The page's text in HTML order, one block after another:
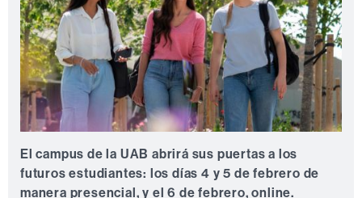
El campus de la UAB abrirá sus puertas a los
futuros estudiantes: los días 4 y 5 de febrero de
manera presencial, y el 6 de febrero, online.